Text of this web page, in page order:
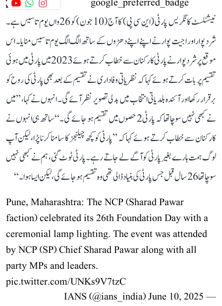
نیشنلسٹ کانگریس پارٹی (این سی پی) کا آج (10 جون) کو 26واں یوم تاسیس ہے۔
شرد پوار اور اجیت پوار نے اپنے اپنے دھڑوں کے ساتھ الگ الگ یوم تاسیس منایا۔ اس
موقع پر شرد پوار نے پارٹی کارکنان سے خطاب کرتے ہوئے 2023 میں پارٹی میں ہوئی
تقسیم پر بات کرتے ہوئے کہا کہ نظریاتی وفاداری نے تقسیم کے بعد بھی پارٹی کی روح کو
برقرار رکھا اور آئندہ بلدیاتی انتخاب میں بدلی تصویر نظر آئے گی۔ انہوں نے کہا، ’’میں
نے کبھی نہیں سوچا تھا کہ پارٹی 2 حصوں میں تقسیم ہو جائے گی۔‘‘ ساتھ ہی انہوں نے
کارکنان سے خطاب کرتے ہوئے کہا کہ ’’پارٹی کو کچھ چیلنجز کا سامنا کرنا پڑا، لیکن آپ
لوگ ہمت ہارے بغیر پارٹی کو آگے لے جاتے رہے۔ پارٹی ٹوٹ گئی، ہم نے کبھی نہیں
سوچا تھا 26 سال قبل جس پارٹی کی بنیاد ڈالی تھی وہ تقسیم ہو جائے گی، لیکن ایسا ہوا۔‘‘
Pune, Maharashtra: The NCP (Sharad Pawar
faction) celebrated its 26th Foundation Day with a
ceremonial lamp lighting. The event was attended
by NCP (SP) Chief Sharad Pawar along with all
party MPs and leaders.
pic.twitter.com/UNKs9V7tzC
— IANS (@ians_india)
June 10, 2025